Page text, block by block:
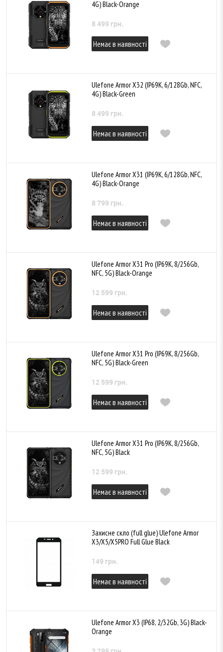
4G) Black-Orange
8 499 грн.
Немає в наявності
Ulefone Armor X32 (IP69K, 6/128Gb, NFC,
4G) Black-Green
8 499 грн.
Немає в наявності
Ulefone Armor X31 (IP69K, 6/128Gb, NFC,
4G) Black-Orange
8 799 грн.
Немає в наявності
Ulefone Armor X31 Pro (IP69K, 8/256Gb,
NFC, 5G) Black-Orange
12 599 грн.
Немає в наявності
Ulefone Armor X31 Pro (IP69K, 8/256Gb,
NFC, 5G) Black-Green
12 599 грн.
Немає в наявності
Ulefone Armor X31 Pro (IP69K, 8/256Gb,
NFC, 5G) Black
12 599 грн.
Немає в наявності
Захисне скло (full glue) Ulefone Armor
X3/X5/X5PRO Full Glue Black
149 грн.
Немає в наявності
Ulefone Armor X3 (IP68, 2/32Gb, 3G) Black-
Orange